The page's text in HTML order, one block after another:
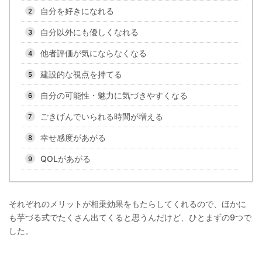
自分を好きになれる
自分以外にも優しくなれる
他者評価が気にならなくなる
建設的な視点を持てる
自分の可能性・魅力に気づきやすくなる
ごきげんでいられる時間が増える
幸せ感度があがる
QOLがあがる
それぞれのメリットが相乗効果をもたらしてくれるので、ほかに
も芋づる式でたくさん出てくると思うんだけど、ひとまずの9つで
した。